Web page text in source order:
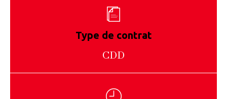
Type de contrat
CDD